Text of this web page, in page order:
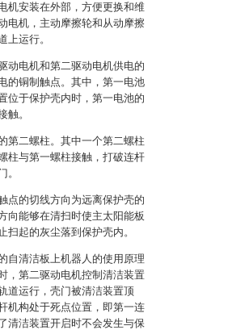
机安装在外部，方便更换和维
电机，主动摩擦轮和从动摩擦
上运行。
动电机和第二驱动电机供电的
的铜制触点。其中，第一电池
位于保护壳内时，第一电池的
触。
第二螺柱。其中一个第二螺柱
柱与第一螺柱接触，打破连杆
。
点的切线方向为远离保护壳的
向能够在清扫时使主太阳能板
扫起的灰尘落到保护壳内。
自清洁板上机器人的使用原理
，第二驱动电机控制清洁装置
道运行，壳门被清洁装置顶
机构处于死点位置，即第一连
清洁装置开启时不会发生与保